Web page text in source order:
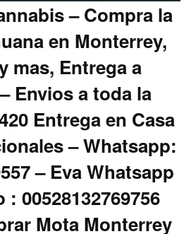
– Compra la
en Monterrey,
mas, Entrega a
Envios a toda la
Entrega en Casa
– Whatsapp:
– Eva Whatsapp
00528132769756
Mota Monterrey